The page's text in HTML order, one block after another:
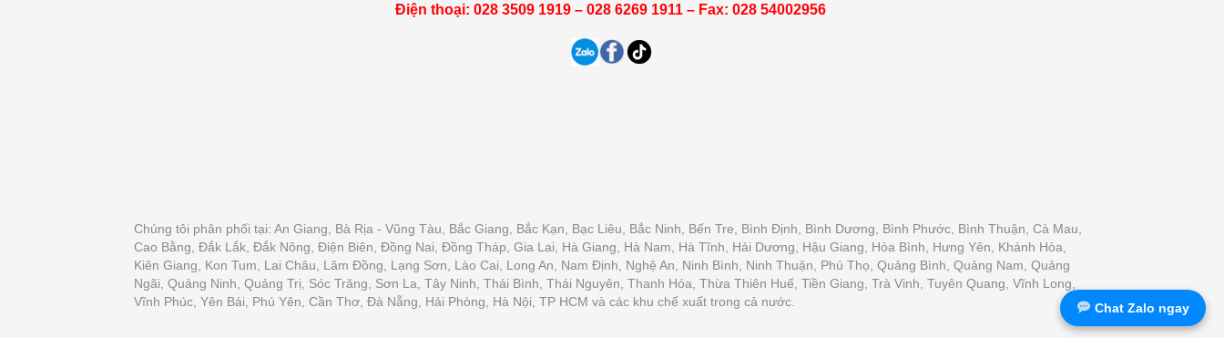
Điện thoại: 028 3509 1919 – 028 6269 1911 – Fax: 028 54002956
Chúng tôi phân phối tại: An Giang, Bà Rịa - Vũng Tàu, Bắc Giang, Bắc Kạn, Bạc Liêu, Bắc Ninh, Bến Tre, Bình Định, Bình Dương, Bình Phước, Bình Thuận, Cà Mau,
Cao Bằng, Đắk Lắk, Đắk Nông, Điện Biên, Đồng Nai, Đồng Tháp, Gia Lai, Hà Giang, Hà Nam, Hà Tĩnh, Hải Dương, Hậu Giang, Hòa Bình, Hưng Yên, Khánh Hòa,
Kiên Giang, Kon Tum, Lai Châu, Lâm Đồng, Lạng Sơn, Lào Cai, Long An, Nam Định, Nghệ An, Ninh Bình, Ninh Thuận, Phú Thọ, Quảng Bình, Quảng Nam, Quảng
Ngãi, Quảng Ninh, Quảng Trị, Sóc Trăng, Sơn La, Tây Ninh, Thái Bình, Thái Nguyên, Thanh Hóa, Thừa Thiên Huế, Tiền Giang, Trà Vinh, Tuyên Quang, Vĩnh Long,
Vĩnh Phúc, Yên Bái, Phú Yên, Cần Thơ, Đà Nẵng, Hải Phòng, Hà Nội, TP HCM và các khu chế xuất trong cả nước.
Chat Zalo ngay